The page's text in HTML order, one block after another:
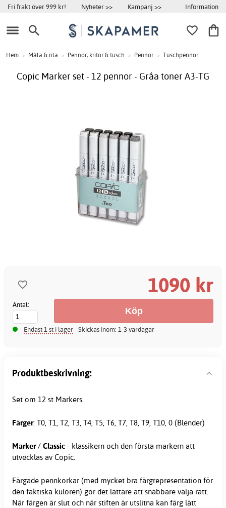
Fri frakt över 999 kr! Nyheter >> Kampanj >> Information
Hem > Måla & rita > Pennor, kritor & tusch > Pennor > Tuschpennor
Copic Marker set - 12 pennor - Gråa toner A3-TG
1090 kr
Antal:
Endast 1 st i lager- Skickas inom: 1-3 vardagar
Produktbeskrivning:
Set om 12 st Markers.
Färger: T0, T1, T2, T3, T4, T5, T6, T7, T8, T9, T10, 0 (Blender)
Marker/ Classic - klassikern och den första markern att
utvecklas av Copic.
Färgade pennkorkar (med mycket bra färgrepresentation för
den faktiska kulören) gör det lättare att snabbare välja rätt.
När färgen är slut och när stiften är utslitna kan färg lätt